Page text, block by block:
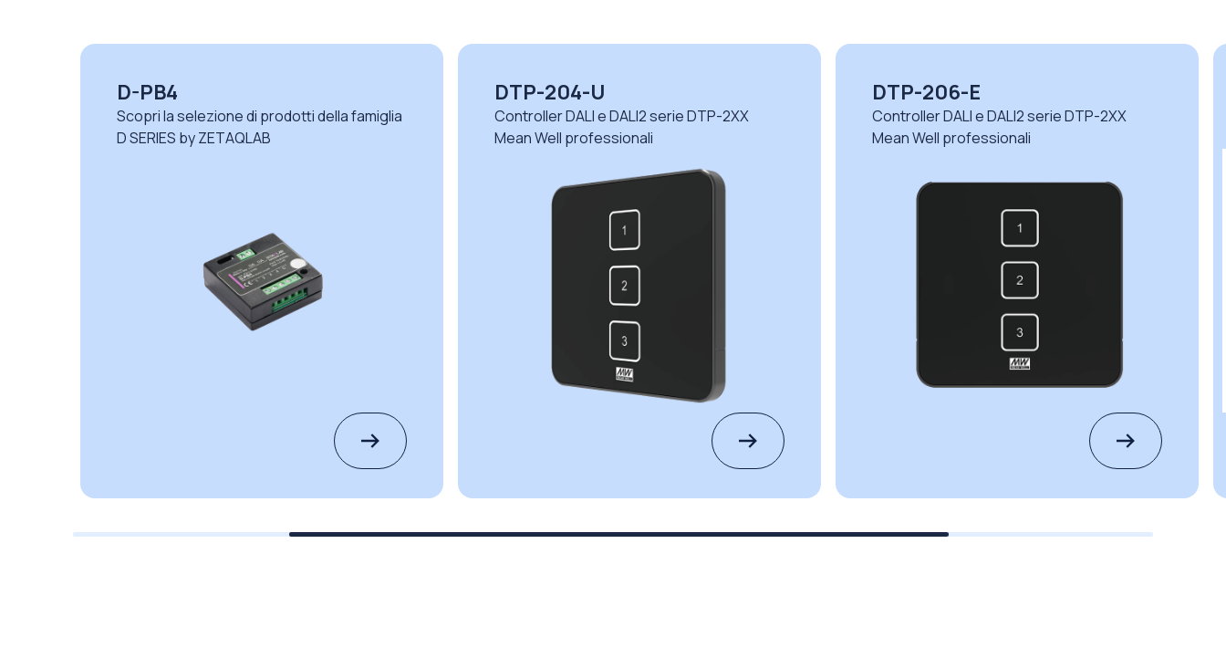
D-PB4
Scopri la selezione di prodotti della famiglia
D SERIES by ZETAQLAB
DTP-204-U
Controller DALI e DALI2 serie DTP-2XX
Mean Well professionali
DTP-206-E
Controller DALI e DALI2 serie DTP-2XX
Mean Well professionali